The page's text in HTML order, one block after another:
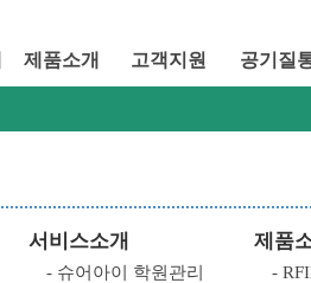
제품소개 고객지원 공기질
서비스소개
- 슈어아이 학원관리
제품
-